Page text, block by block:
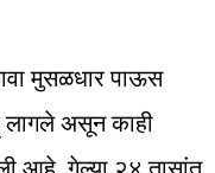
मुसळधार पाऊस
असून काही